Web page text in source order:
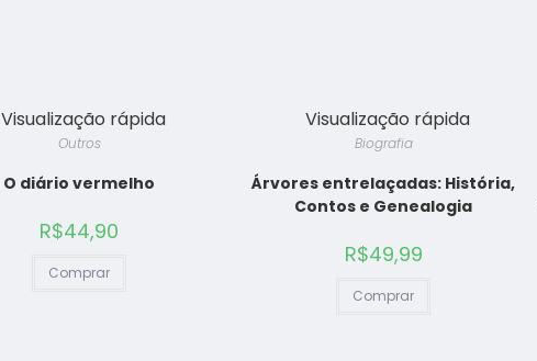
Visualização rápida
Outros
O diário vermelho
R$44,90
Comprar
Visualização rápida
Biografia
Árvores entrelaçadas: História,
Contos e Genealogia
R$49,99
Comprar